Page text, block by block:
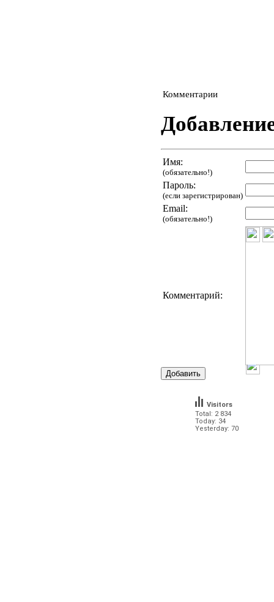
Комментарии
Имя:
(обязательно!)
Пароль:
(если зарегистрирован)
Email:
(обязательно!)
Комментарий:
Total: 2 834
Today: 34
Yesterday: 70
Visitors